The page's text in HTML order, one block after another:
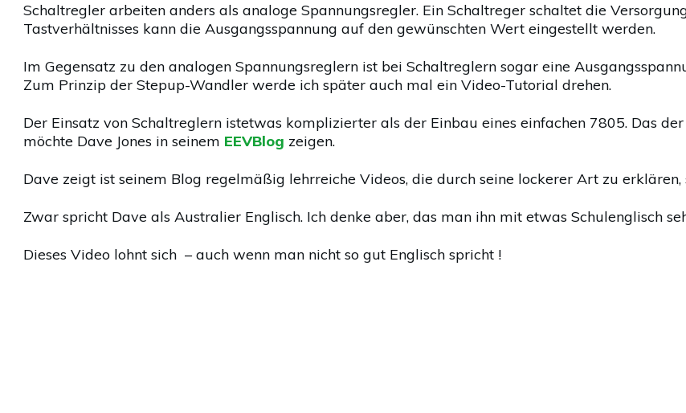
Schaltregler arbeiten anders als analoge Spannungsregler. Ein Schaltreger schaltet die
Tastverhältnisses kann die Ausgangsspannung auf den gewünschten Wert eingestellt werden.
Im Gegensatz zu den analogen Spannungsreglern ist bei Schaltreglern sogar eine
Zum Prinzip der Stepup-Wandler werde ich später auch mal ein Video-Tutorial drehen.
Der Einsatz von Schaltreglern istetwas komplizierter als der Einbau eines einfachen 7805. Das
möchte Dave Jones in seinem EEVBlog zeigen.
Dave zeigt ist seinem Blog regelmäßig lehrreiche Videos, die durch seine lockerer Art zu
Zwar spricht Dave als Australier Englisch. Ich denke aber, das man ihn mit etwas Schulenglisch
Dieses Video lohnt sich – auch wenn man nicht so gut Englisch spricht !